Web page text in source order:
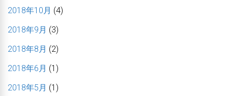
2018年10月 (4)
2018年9月 (3)
2018年8月 (2)
2018年6月 (1)
2018年5月 (1)